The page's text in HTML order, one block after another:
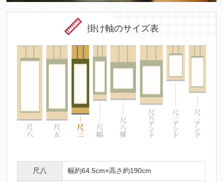
掛け軸のサイズ表
尺八 幅約64.5cm×高さ約190cm